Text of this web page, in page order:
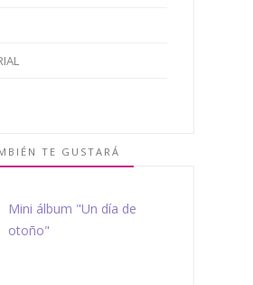
TE GUSTARÁ
Mini álbum "Un día de
otoño"